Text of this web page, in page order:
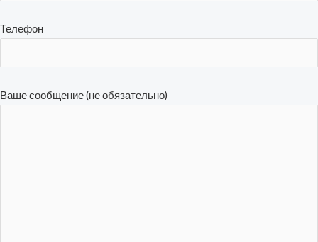
Телефон
Ваше сообщение (не обязательно)